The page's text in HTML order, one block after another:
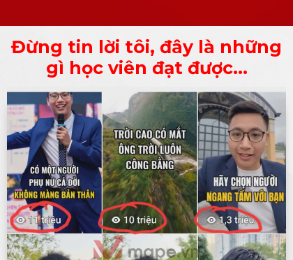
Đừng tin lời tôi, đây là những
gì học viên đạt được...